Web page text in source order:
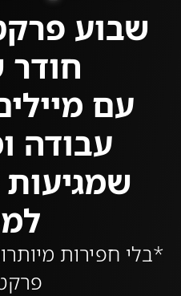
שבוע
חודר
עם
עבודה
*בלי חפירות